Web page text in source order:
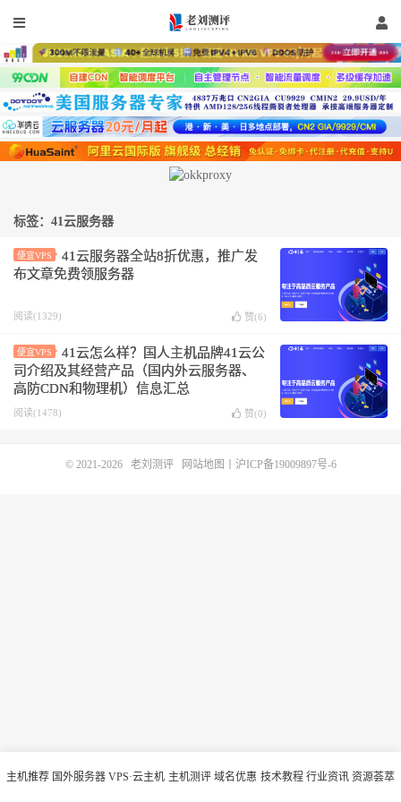
标签：41云服务器
便宜VPS
41云服务器全站8折优惠，推广发
布文章免费领服务器
阅读(1329) 赞(6)
便宜VPS
41云怎么样？国人主机品牌41云公
司介绍及其经营产品（国内外云服务器、
高防CDN和物理机）信息汇总
阅读(1478) 赞(0)
主机推荐 国外服务器 VPS·云主机 主机测评 域名优惠 技术教程 行业资讯 资源荟萃
© 2021-2026 老刘测评 网站地图 沪ICP备19009897号-6